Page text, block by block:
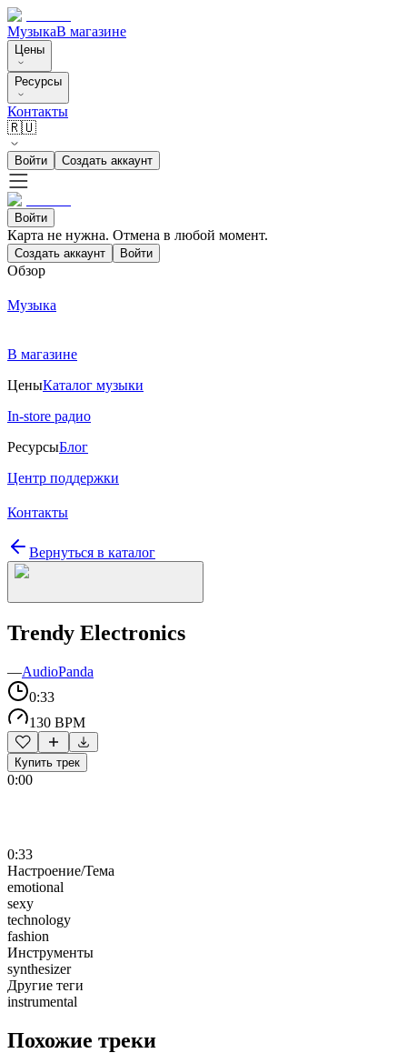
МузыкаВ магазине
Цены
Ресурсы
Контакты
🇷🇺
Войти Создать аккаунт
Войти
Карта не нужна. Отмена в любой момент.
Создать аккаунт Войти
Обзор
Музыка
В магазине
ЦеныКаталог музыки
In-store радио
РесурсыБлог
Центр поддержки
Контакты
Вернуться в каталог
Trendy Electronics
—AudioPanda
0:33
130 BPM
Купить трек
0:00
0:33
Настроение/Тема
emotional
sexy
technology
fashion
Инструменты
synthesizer
Другие теги
instrumental
Похожие треки